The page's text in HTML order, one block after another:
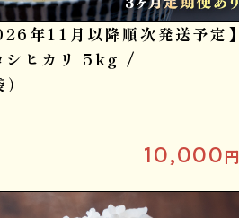
年11月以降順次発送予定】
シヒカリ 5kg /
10,000円